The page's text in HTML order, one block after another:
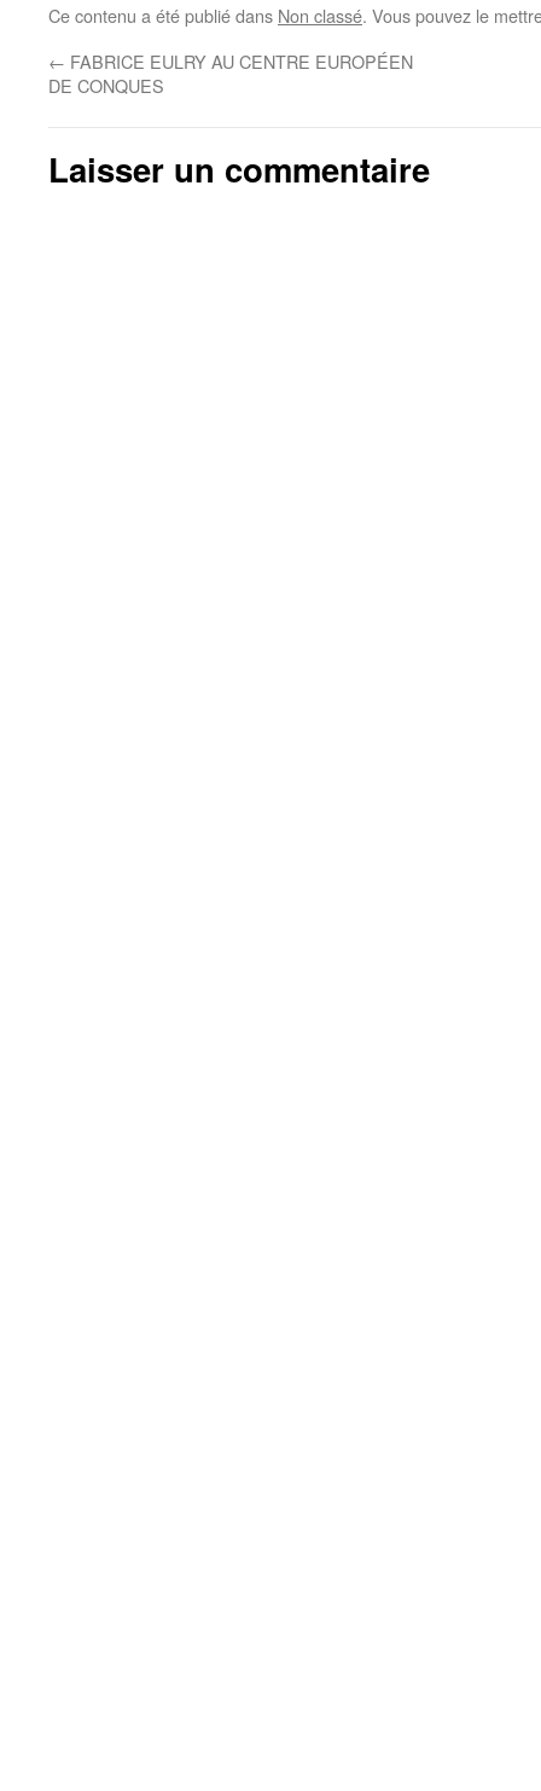
Ce contenu a été publié dans Non classé. Vous pouvez le
← FABRICE EULRY AU CENTRE EUROPÉEN
DE CONQUES
Laisser un commentaire